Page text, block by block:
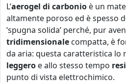
L’aerogel di carbonio è un
altamente poroso ed è spesso
‘spugna solida’ perché, pur
tridimensionale compatta, è
da aria: questa caratteristica lo
leggero e allo stesso tempo
punto di vista elettrochimico.